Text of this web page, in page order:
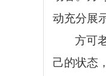
动充分展
方可
己的状态